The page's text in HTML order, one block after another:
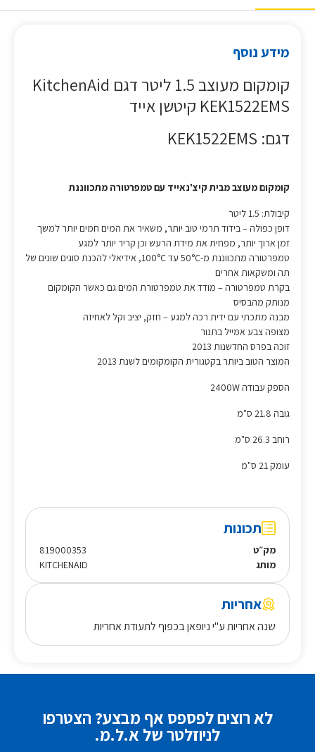
מידע נוסף
קומקום מעוצב 1.5 ליטר דגם KitchenAid
KEK1522EMS קיטשן אייד
דגם: KEK1522EMS
קומקום מעוצב מבית קיצ'נאייד עם טמפרטורה מתכווננת
קיבולת: 1.5 ליטר
דופן כפולה – בידוד תרמי טוב יותר, משאיר את המים חמים יותר למשך
זמן ארוך יותר, מפחית את מידת הרעש וכן קריר יותר למגע
טמפרטורה מתכווננת מ-50°C עד 100°C, אידיאלי להכנת סוגים שונים של
תה ומשקאות אחרים
בקרת טמפרטורה – מודד את טמפרטורת המים גם כאשר הקומקום
מנותק מהבסיס
מבנה מתכתי עם ידית רכה למגע – חזק, יציב וקל לאחיזה
מצופה צבע אמייל בתנור
זוכה בפרס החדשנות 2013
המוצר הטוב ביותר בקטגורית הקומקומים לשנת 2013
הספק עבודה 2400W
גובה 21.8 ס"מ
רוחב 26.3 ס"מ
עומק 21 ס"מ
תכונות
מק״ט
819000353
מותג
KITCHENAID
אחריות
שנה אחריות ע"י ניופאן בכפוף לתעודת אחריות
לא רוצים לפספס אף מבצע? הצטרפו
לניוזלטר של א.ל.מ.